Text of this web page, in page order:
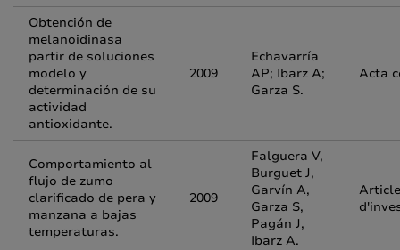
Obtención de
melanoidinasa
partir de soluciones
modelo y
determinación de su
actividad
antioxidante.
2009
Echavarría
AP; Ibarz A;
Garza S.
Acta
Comportamiento al
flujo de zumo
clarificado de pera y
manzana a bajas
temperaturas.
2009
Falguera V,
Burguet J,
Garvín A,
Garza S,
Pagán J,
Ibarz A.
Article